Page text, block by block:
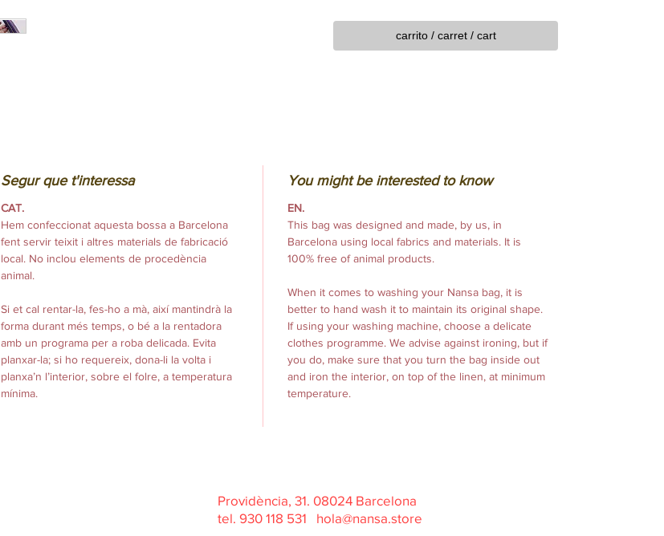
carrito / carret / cart
Segur que t'interessa
CAT.
Hem confeccionat aquesta bossa a Barcelona
fent servir teixit i altres materials de fabricació
local. No inclou elements de procedència
animal.
Si et cal rentar-la, fes-ho a mà, així mantindrà la
forma durant més temps, o bé a la rentadora
amb un programa per a roba delicada. Evita
planxar-la; si ho requereix, dona-li la volta i
planxa’n l’interior, sobre el folre, a temperatura
mínima.
You might be interested to know
EN.
This bag was designed and made, by us, in
Barcelona using local fabrics and materials. It is
100% free of animal products.
When it comes to washing your Nansa bag, it is
better to hand wash it to maintain its original shape.
If using your washing machine, choose a delicate
clothes programme. We advise against ironing, but if
you do, make sure that you turn the bag inside out
and iron the interior, on top of the linen, at minimum
temperature.
Providència, 31. 08024 Barcelona
tel. 930 118 531 hola@nansa.store